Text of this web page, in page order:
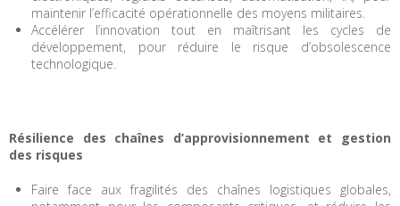
maintenir l’efficacité opérationnelle des moyens militaires.
Accélérer l’innovation tout en maîtrisant les cycles de
développement, pour réduire le risque d’obsolescence
technologique.
Résilience des chaînes d’approvisionnement et gestion
des risques
Faire face aux fragilités des chaînes logistiques globales,